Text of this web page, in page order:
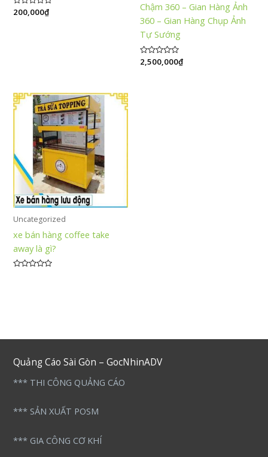
Được
200,000₫
Chậm 360 – Gian Hàng Ảnh
360 – Gian Hàng Chụp Ảnh
Tự Sướng
Được
xếp
2,500,000₫
Uncategorized
xe bán hàng coffee take
away là gì?
Quảng Cáo Sài Gòn – GocNhinADV
*** THI CÔNG QUẢNG CÁO
*** SẢN XUẤT POSM
*** GIA CÔNG CƠ KHÍ